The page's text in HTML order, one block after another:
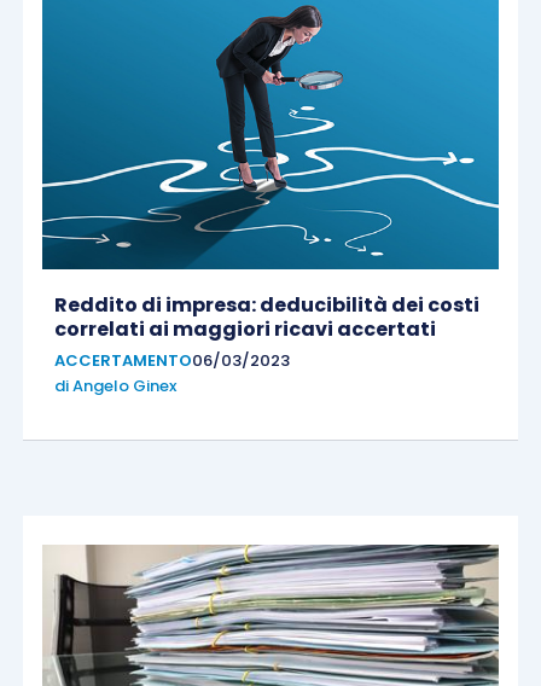
Reddito di impresa: deducibilità dei costi
correlati ai maggiori ricavi accertati
ACCERTAMENTO06/03/2023
diAngelo Ginex